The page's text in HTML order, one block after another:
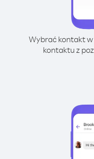
Wybrać kontakt
kontaktu z